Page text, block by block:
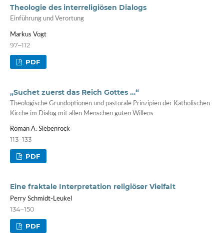
Theologie des interreligiösen Dialogs
Einführung und Verortung
Markus Vogt
97–112
PDF
„Suchet zuerst das Reich Gottes …“
Theologische Grundoptionen und pastorale Prinzipien der Katholischen
Kirche im Dialog mit allen Menschen guten Willens
Roman A. Siebenrock
113–133
PDF
Eine fraktale Interpretation religiöser Vielfalt
Perry Schmidt-Leukel
134–150
PDF